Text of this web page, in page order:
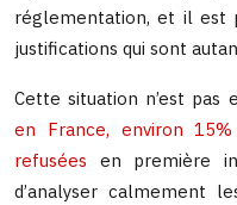
réglementation, et il est
justifications qui sont
Cette situation n’est pas
en France, environ
refusées en première
d’analyser calmement